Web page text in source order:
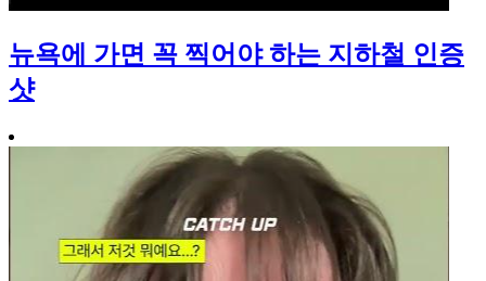
뉴욕에 가면 꼭 찍어야 하는 지하철 인증
샷